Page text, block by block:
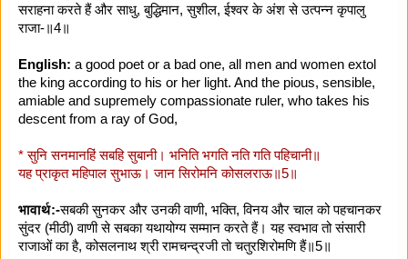
सराहना करते हैं और साधु, बुद्धिमान, सुशील, ईश्वर के अंश से उत्पन्न कृपालु
राजा-॥4॥
English: a good poet or a bad one, all men and women extol
the king according to his or her light. And the pious, sensible,
amiable and supremely compassionate ruler, who takes his
descent from a ray of God,
* सुनि सनमानहिं सबहि सुबानी। भनिति भगति नति गति पहिचानी॥
यह प्राकृत महिपाल सुभाऊ। जान सिरोमनि कोसलराऊ॥5॥
भावार्थ:-सबकी सुनकर और उनकी वाणी, भक्ति, विनय और चाल को पहचानकर
सुंदर (मीठी) वाणी से सबका यथायोग्य सम्मान करते हैं। यह स्वभाव तो संसारी
राजाओं का है, कोसलनाथ श्री रामचन्द्रजी तो चतुरशिरोमणि हैं॥5॥